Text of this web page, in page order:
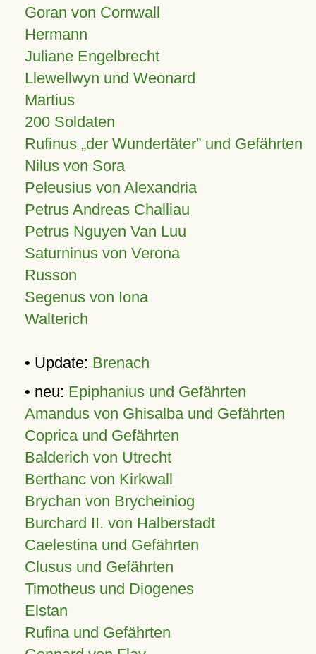
Goran von Cornwall
Hermann
Juliane Engelbrecht
Llewellwyn und Weonard
Martius
200 Soldaten
Rufinus „der Wundertäter” und Gefährten
Nilus von Sora
Peleusius von Alexandria
Petrus Andreas Challiau
Petrus Nguyen Van Luu
Saturninus von Verona
Russon
Segenus von Iona
Walterich
• Update: Brenach
• neu: Epiphanius und Gefährten
Amandus von Ghisalba und Gefährten
Coprica und Gefährten
Balderich von Utrecht
Berthanc von Kirkwall
Brychan von Brycheiniog
Burchard II. von Halberstadt
Caelestina und Gefährten
Clusus und Gefährten
Timotheus und Diogenes
Elstan
Rufina und Gefährten